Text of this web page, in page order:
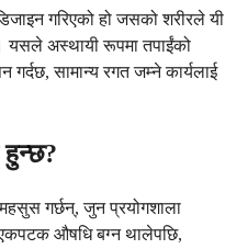
गरिएको हो जसको शरीरले यी
यसले अस्थायी रूपमा तपाईंको
गर्दछ, सामान्य रगत जम्ने कार्यलाई
गर्छन्, जुन प्रयोगशाला
एकपटक औषधि बग्न थालेपछि,